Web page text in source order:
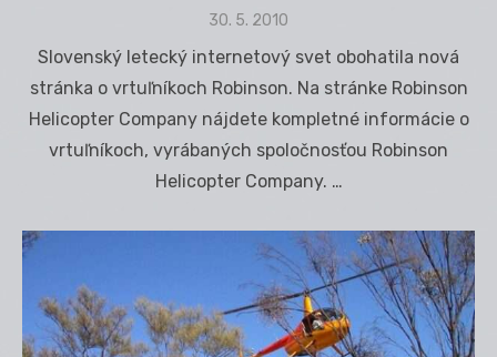
Posted
30. 5. 2010
Slovenský letecký internetový svet obohatila nová
stránka o vrtuľníkoch Robinson. Na stránke Robinson
Helicopter Company nájdete kompletné informácie o
vrtuľníkoch, vyrábaných spoločnosťou Robinson
Helicopter Company. …